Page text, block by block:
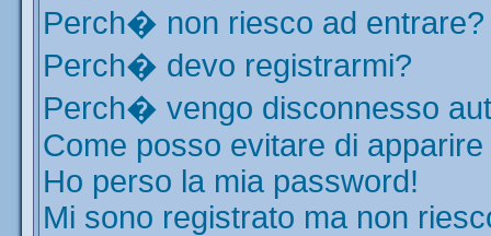
Perch� non riesco ad entrare?
Perch� devo registrarmi?
Perch� vengo disconnesso
Come posso evitare di
Ho perso la mia password!
Mi sono registrato ma non